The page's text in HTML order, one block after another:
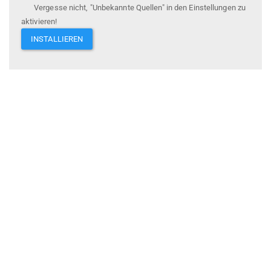
Vergesse nicht, "Unbekannte Quellen" in den Einstellungen zu
aktivieren!
INSTALLIEREN